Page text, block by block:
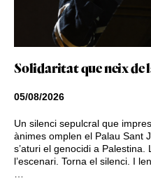
Solidaritat que neix de
05/08/2026
Un silenci sepulcral que
ànimes omplen el Palau Sant
s’aturi el genocidi a
l’escenari. Torna el silenci. I